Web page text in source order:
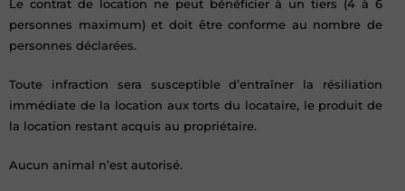
Le contrat de location ne peut bénéficier à un tiers (4 à 6
personnes maximum) et doit être conforme au nombre de
personnes déclarées.
Toute infraction sera susceptible d’entraîner la résiliation
immédiate de la location aux torts du locataire, le produit de
la location restant acquis au propriétaire.
Aucun animal n’est autorisé.